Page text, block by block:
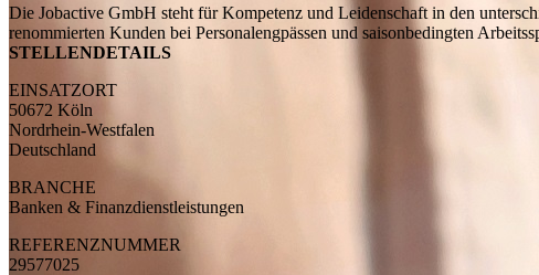
Die Jobactive GmbH steht für Kompetenz und Leidenschaft in den
renommierten Kunden bei Personalengpässen und saisonbedingten
STELLENDETAILS
EINSATZORT
50672 Köln
Nordrhein-Westfalen
Deutschland
BRANCHE
Banken & Finanzdienstleistungen
REFERENZNUMMER
29577025